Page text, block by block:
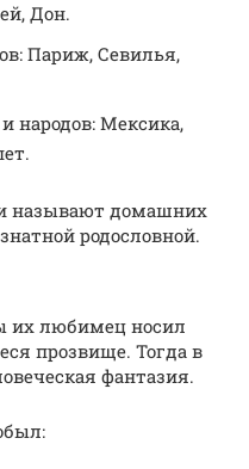
Дон.
Париж, Севилья,
народов: Мексика,
называют домашних
родословной.
их любимец носил
прозвище. Тогда в
фантазия.